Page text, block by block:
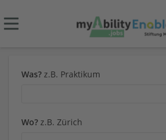
Was? z.B. Praktikum
Wo? z.B. Zürich